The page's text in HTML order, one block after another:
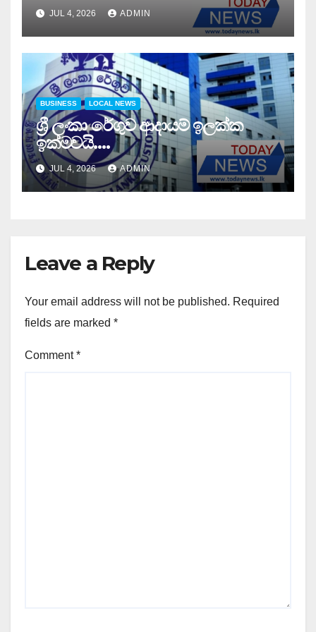
සාර්ථකව අවසන් කරයි..
JUL 4, 2026 ADMIN
BUSINESS LOCAL NEWS
ශ්‍රී ලංකා රේගුව ආදායම් ඉලක්ක
ඉක්මවයි….
JUL 4, 2026 ADMIN
Leave a Reply
Your email address will not be published. Required
fields are marked *
Comment*